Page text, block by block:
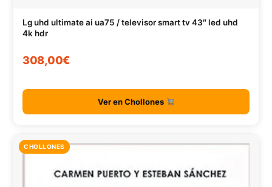
Lg uhd ultimate ai ua75 / televisor smart tv 43″ led uhd
4k hdr
308,00€
Ver en Chollones
CHOLLONES